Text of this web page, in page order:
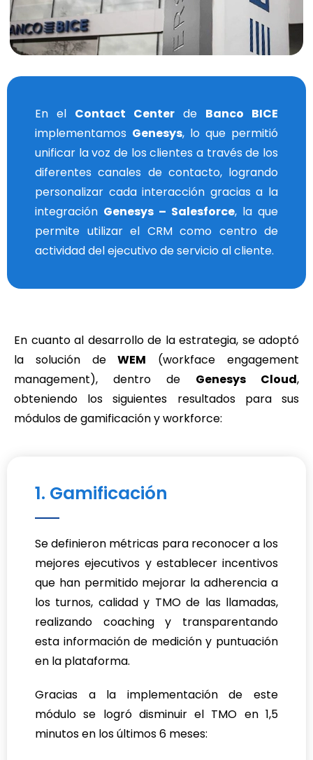
En el Contact Center de Banco BICE
implementamos Genesys, lo que permitió
unificar la voz de los clientes a través de los
diferentes canales de contacto, logrando
personalizar cada interacción gracias a la
integración Genesys – Salesforce, la que
permite utilizar el CRM como centro de
actividad del ejecutivo de servicio al cliente.
En cuanto al desarrollo de la estrategia, se adoptó
la solución deWEM (workface engagement
management), dentro de Genesys Cloud,
obteniendo los siguientes resultados para sus
módulos de gamificación y workforce:
1. Gamificación
Se definieron métricas para reconocer a los
mejores ejecutivos y establecer incentivos
que han permitido mejorar la adherencia a
los turnos, calidad y TMO de las llamadas,
realizando coaching y transparentando
esta información de medición y puntuación
en la plataforma.
Gracias a la implementación de este
módulo se logró disminuir el TMO en 1,5
minutos en los últimos 6 meses: